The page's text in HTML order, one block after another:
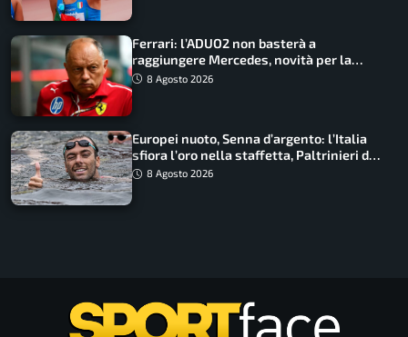
Ferrari: l’ADUO2 non basterà a
raggiungere Mercedes, novità per la
Macarena
8 Agosto 2026
Europei nuoto, Senna d’argento: l’Italia
sfiora l’oro nella staffetta, Paltrinieri da
urlo, il bilancio azzurro
8 Agosto 2026